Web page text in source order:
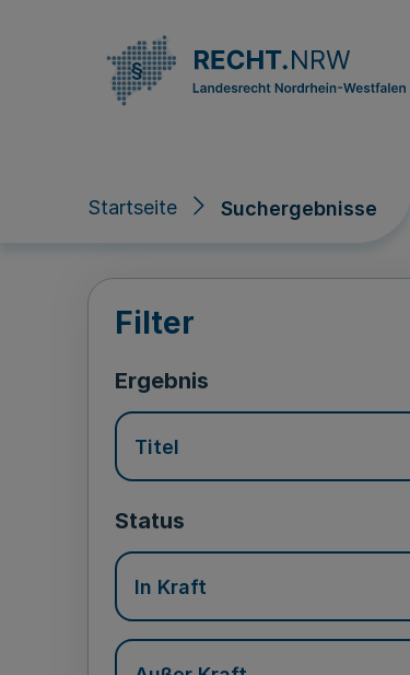
Startseite Suchergebnisse
Suchergebnisse
Filter
Ergebnis
Titel
Status
In Kraft